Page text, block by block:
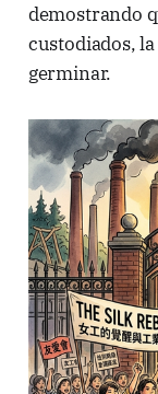
demostrando
custodiados,
germinar.